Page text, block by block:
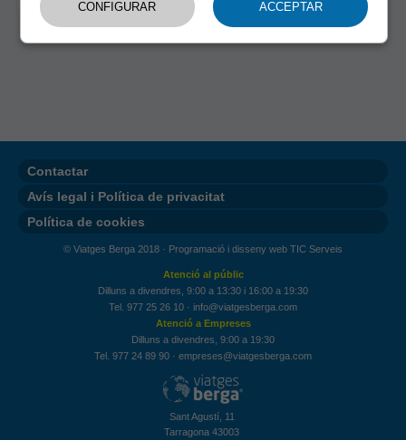
Contactar
Avís legal i Política de privacitat
Política de cookies
© Viatges Berga 2018 · Programació i disseny web TIC Serveis
Atenció al públic
Dilluns a divendres, 9:00 a 13:30 i 16:00 a 19:30
Tel. 977 25 26 10 · info@viatgesberga.com
Atenció a Empreses
Dilluns a divendres, 9:00 a 19:30
Tel. 977 24 89 90 · empreses@viatgesberga.com
Sant Agustí, 11
Tarragona 43003